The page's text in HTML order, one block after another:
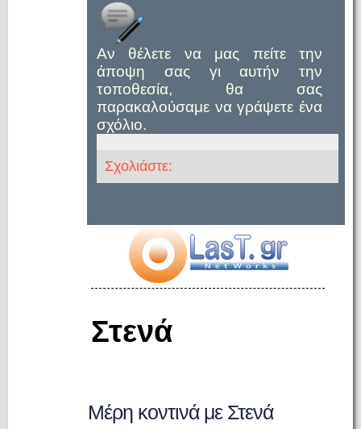
Αν θέλετε να μας πείτε την
άποψη σας γι αυτήν την
τοποθεσία, θα σας
παρακαλούσαμε να γράψετε ένα
σχόλιο.
Σχολιάστε:
Στενά
Μέρη κοντινά με Στενά